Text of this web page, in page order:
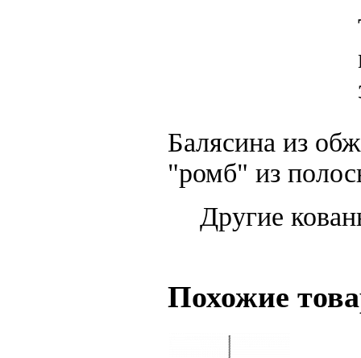
Балясина из
"ромб" из
Другие
Похожие